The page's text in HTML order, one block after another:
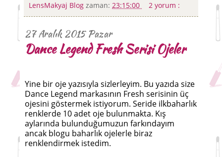
LensMakyaj Blog zaman: 23:15:00 2 yorum :
27 Aralık 2015 Pazar
Dance Legend Fresh Serisi Ojeler
Yine bir oje yazısıyla sizlerleyim. Bu yazıda size
Dance Legend markasının Fresh serisinin üç
ojesini göstermek istiyorum. Seride ilkbaharlık
renklerde 10 adet oje bulunmakta. Kış
aylarında bulunduğumuzun farkındayım
ancak blogu baharlık ojelerle biraz
renklendirmek istedim.